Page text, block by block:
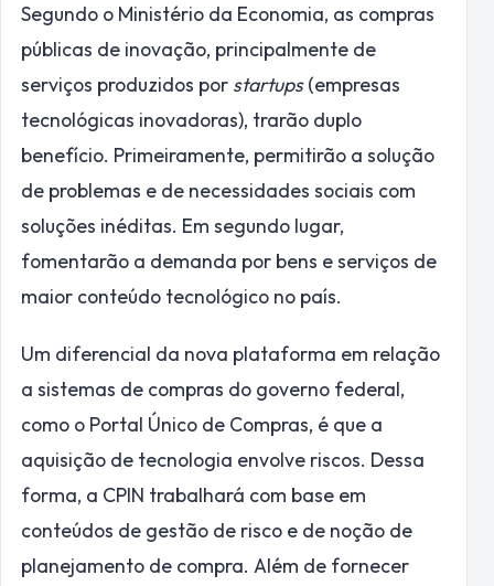
Segundo o Ministério da Economia, as compras
públicas de inovação, principalmente de
serviços produzidos por startups(empresas
tecnológicas inovadoras), trarão duplo
benefício. Primeiramente, permitirão a solução
de problemas e de necessidades sociais com
soluções inéditas. Em segundo lugar,
fomentarão a demanda por bens e serviços de
maior conteúdo tecnológico no país.
Um diferencial da nova plataforma em relação
a sistemas de compras do governo federal,
como o Portal Único de Compras, é que a
aquisição de tecnologia envolve riscos. Dessa
forma, a CPIN trabalhará com base em
conteúdos de gestão de risco e de noção de
planejamento de compra. Além de fornecer